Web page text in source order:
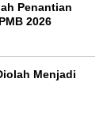
Penantian
2026
Menjadi